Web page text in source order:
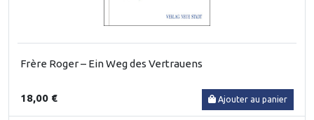
Frère Roger – Ein Weg des Vertrauens
18,00 € Ajouter au panier